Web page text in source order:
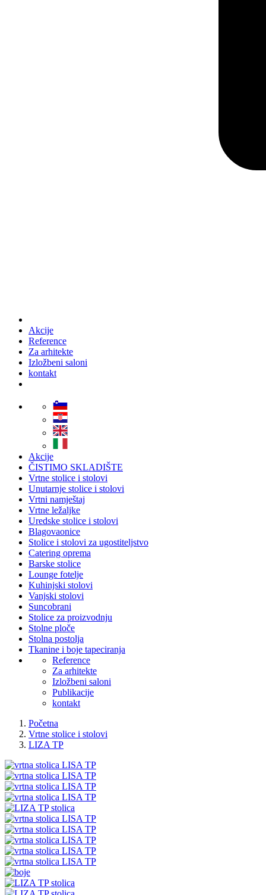
Akcije
Reference
Za arhitekte
Izložbeni saloni
kontakt
Akcije
ČISTIMO SKLADIŠTE
Vrtne stolice i stolovi
Unutarnje stolice i stolovi
Vrtni namještaj
Vrtne ležaljke
Uredske stolice i stolovi
Blagovaonice
Stolice i stolovi za ugostiteljstvo
Catering oprema
Barske stolice
Lounge fotelje
Kuhinjski stolovi
Vanjski stolovi
Suncobrani
Stolice za proizvodnju
Stolne ploče
Stolna postolja
Tkanine i boje tapeciranja
Reference
Za arhitekte
Izložbeni saloni
Publikacije
kontakt
Početna
Vrtne stolice i stolovi
LIZA TP